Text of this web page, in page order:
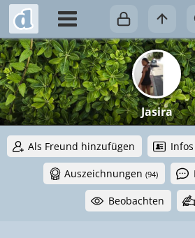
Jasira
Als Freund hinzufügen Infos
Auszeichnungen (94)
Beobachten